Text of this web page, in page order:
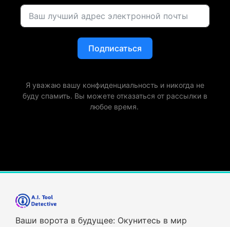
Подписаться
Я уважаю вашу конфиденциальность и никогда не
буду спамить. Вы можете отказаться от рассылки в
любое время.
Ваши ворота в будущее: Окунитесь в мир